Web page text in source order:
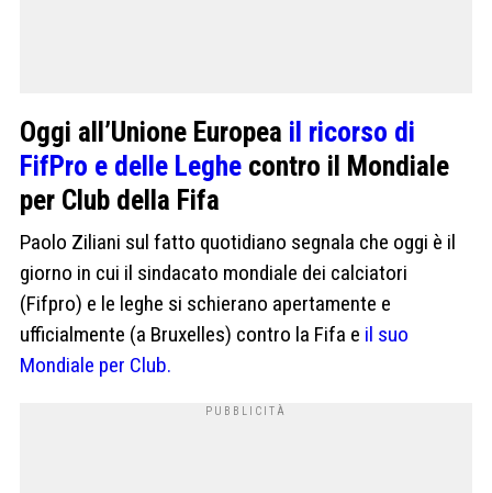
Oggi all’Unione Europea il ricorso di
FifPro e delle Leghe contro il Mondiale
per Club della Fifa
Paolo Ziliani sul fatto quotidiano segnala che oggi è il
giorno in cui il sindacato mondiale dei calciatori
(Fifpro) e le leghe si schierano apertamente e
ufficialmente (a Bruxelles) contro la Fifa e il suo
Mondiale per Club.